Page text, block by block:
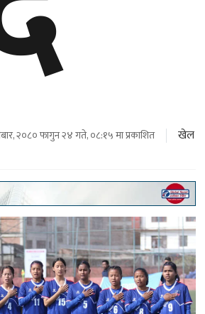
२०८० फागुन २४ गते, ०८:१५ मा प्रकाशित खेल